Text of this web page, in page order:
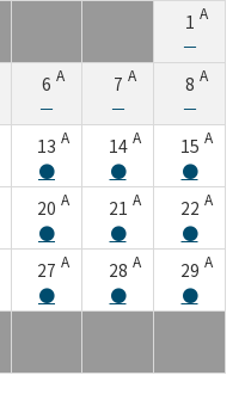
1 A
－
6 A
－
7 A
－
8 A
－
13 A
●
14 A
●
15 A
●
20 A
●
21 A
●
22 A
●
27 A
●
28 A
●
29 A
●